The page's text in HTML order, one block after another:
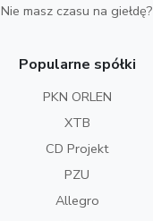
Nie masz czasu na giełdę?
Popularne spółki
PKN ORLEN
XTB
CD Projekt
PZU
Allegro